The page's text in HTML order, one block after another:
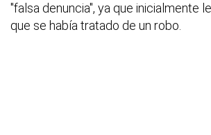
"falsa denuncia", ya que inicialmente
que se había tratado de un robo.